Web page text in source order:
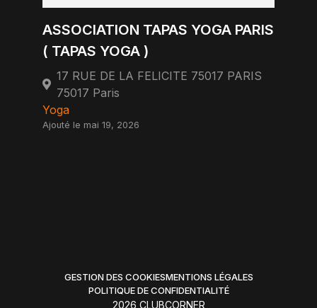
ASSOCIATION TAPAS YOGA PARIS
( TAPAS YOGA )
17 RUE DE LA FELICITE 75017 PARIS
75017 Paris
Yoga
Ajouté le mai 19, 2026
GESTION DES COOKIESMENTIONS LÉGALES
POLITIQUE DE CONFIDENTIALITÉ
2026 CLUBCORNER